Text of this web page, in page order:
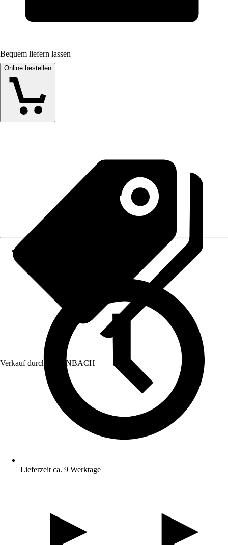
Bequem liefern lassen
Online bestellen
Verkauf durch: HORNBACH
Lieferzeit ca. 9 Werktage